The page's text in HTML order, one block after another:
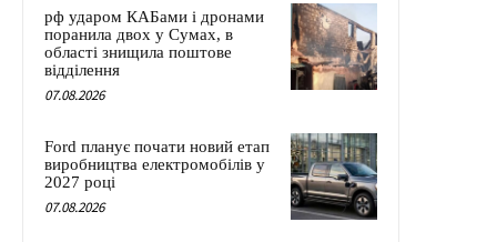
рф ударом КАБами і дронами
поранила двох у Сумах, в
області знищила поштове
відділення
07.08.2026
Ford планує почати новий етап
виробництва електромобілів у
2027 році
07.08.2026